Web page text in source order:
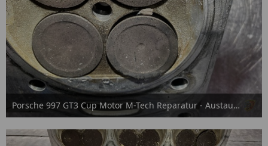
Porsche 997 GT3 Cup Motor M-Tech Reparatur - Austausch
15. September 2025